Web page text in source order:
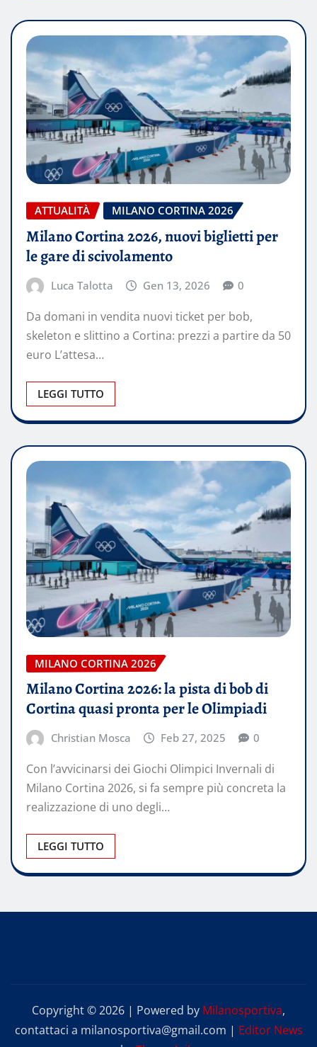
ATTUALITÀ MILANO CORTINA 2026
Milano Cortina 2026, nuovi biglietti per
le gare di scivolamento
Luca Talotta Gen 13, 2026 0
Da domani in vendita nuovi ticket per bob,
skeleton e slittino a Cortina: prezzi a partire da 50
euro L’attesa…
LEGGI TUTTO
MILANO CORTINA 2026
Milano Cortina 2026: la pista di bob di
Cortina quasi pronta per le Olimpiadi
Christian Mosca Feb 27, 2025 0
Con l’avvicinarsi dei Giochi Olimpici Invernali di
Milano Cortina 2026, si fa sempre più concreta la
realizzazione di uno degli…
LEGGI TUTTO
Copyright © 2026 | Powered by Milanosportiva,
contattaci a milanosportiva@gmail.com | Editor News